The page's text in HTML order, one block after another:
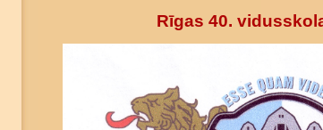
Rīgas 40.